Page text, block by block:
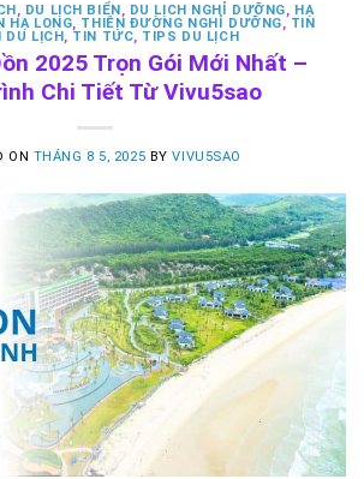
, DU LỊCH BIỂN, DU LỊCH NGHỈ DƯỠNG, HẠ
HẠ LONG, THIÊN ĐƯỜNG NGHỈ DƯỠNG, TIN
DU LỊCH, TIN TỨC, TIPS DU LỊCH
2025 Trọn Gói Mới Nhất –
Chi Tiết Từ Vivu5sao
ON THÁNG 8 5, 2025 BYVIVU5SAO